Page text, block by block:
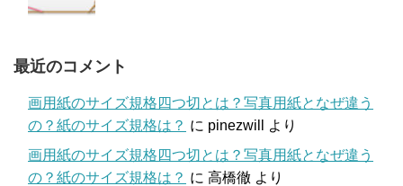
最近のコメント
画用紙のサイズ規格四つ切とは？写真用紙となぜ違う
の？紙のサイズ規格は？ に pinezwill
より
画用紙のサイズ規格四つ切とは？写真用紙となぜ違う
の？紙のサイズ規格は？ に 高橋徹 より